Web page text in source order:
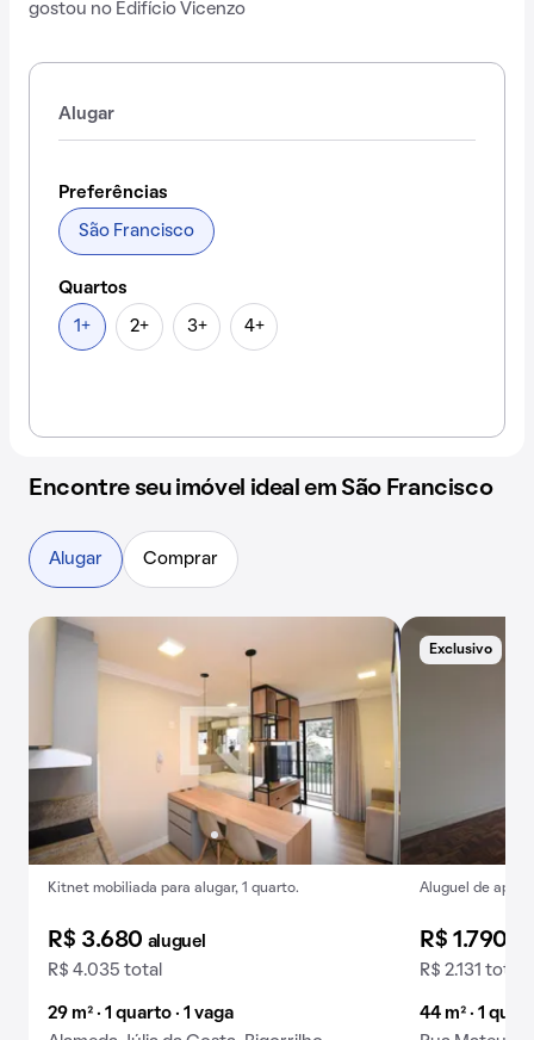
gostou no Edifício Vicenzo
Alugar
Preferências
São Francisco
Quartos
1+ 2+ 3+ 4+
Encontre seu imóvel ideal em São Francisco
Kitnet mobiliada para alugar, 1 quarto.
R$ 3.680 aluguel
R$ 4.035 total
29 m² · 1 quarto · 1 vaga
Exclusivo
Aluguel de
R$ 1.790
R$ 2.131 total
44 m² · 1
Alugar Comprar